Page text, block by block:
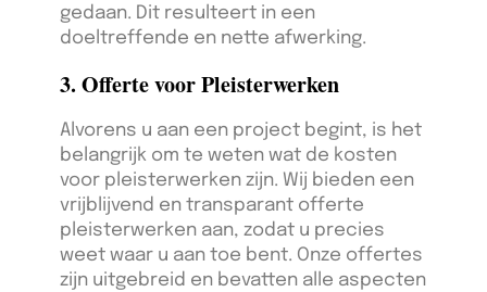
gedaan. Dit resulteert in een
doeltreffende en nette afwerking.
3. Offerte voor Pleisterwerken
Alvorens u aan een project begint, is het
belangrijk om te weten wat de kosten
voor pleisterwerken zijn. Wij bieden een
vrijblijvend en transparant offerte
pleisterwerken aan, zodat u precies
weet waar u aan toe bent. Onze offertes
zijn uitgebreid en bevatten alle aspecten